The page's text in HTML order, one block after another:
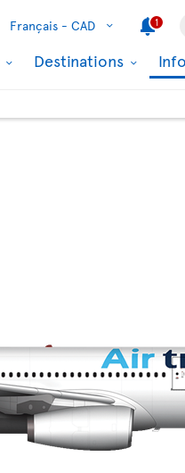
Français - CAD 1
Destinations